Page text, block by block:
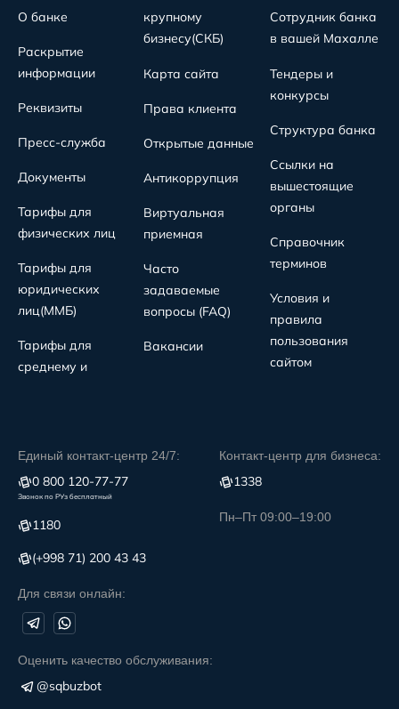
О банке
Раскрытие
информации
Реквизиты
Пресс-служба
Документы
Тарифы для
физических лиц
Тарифы для
юридических
лиц(MMБ)
Тарифы для
среднему и
крупному
бизнесу(СКБ)
Карта сайта
Права клиента
Открытые данные
Антикоррупция
Виртуальная
приемная
Часто
задаваемые
вопросы (FAQ)
Вакансии
Сотрудник банка
в вашей Махалле
Тендеры и
конкурсы
Структура банка
Ссылки на
вышестоящие
органы
Справочник
терминов
Условия и
правила
пользования
сайтом
Единый контакт-центр 24/7:
0 800 120-77-77
Звонок по РУз бесплатный
1180
(+998 71) 200 43 43
Для связи онлайн:
Контакт-центр для бизнеса:
1338
Пн–Пт 09:00–19:00
Оценить качество обслуживания:
@sqbuzbot